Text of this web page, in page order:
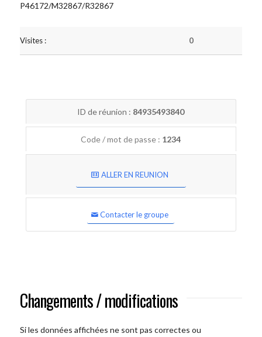
P46172/M32867/R32867
Visites : 0
ID de réunion : 84935493840
Code / mot de passe : 1234
ALLER EN REUNION
Contacter le groupe
Changements / modifications
Si les données affichées ne sont pas correctes ou